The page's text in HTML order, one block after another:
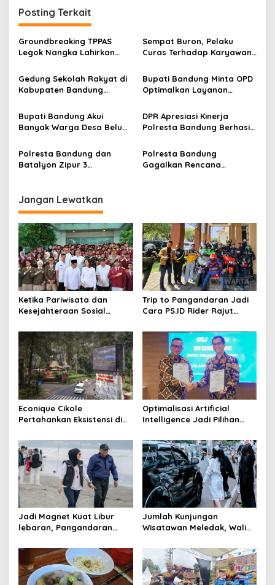
g
a
s
p
o
s
Posting Terkait
Groundbreaking TPPAS
Legok Nangka Lahirkan
Penyelesaian Sampah
Bandung Raya
Sempat Buron, Pelaku
Curas Terhadap Karyawan
Ditangkap Polisi
Gedung Sekolah Rakyat di
Kabupaten Bandung
Siap Tampung Dua Ribu
Siswa
Bupati Bandung Minta OPD
Optimalkan Layanan
Masyarakat Soal
Kekeringan
Bupati Bandung Akui
Banyak Warga Desa Belum
Koperasi Merah Putih
DPR Apresiasi Kinerja
Polresta Bandung Berhasil
Perkara dan Sita Jutaan
Narkoba
Polresta Bandung dan
Batalyon Zipur 3
Kondusifitas Wilayah
Polresta Bandung
Gagalkan Rencana
Jangan Lewatkan
Ketika Pariwisata dan
Kesejahteraan Sosial
Ketimpangan Pendidikan
Melalui Sekolah Rakyat
Trip to Pangandaran Jadi
Cara PS.ID Rider Rajut
Pajero Sport Indonesia
Econique Cikole
Pertahankan Eksistensi di
Wisatawan Melemah
Optimalisasi Artificial
Intelligence Jadi Pilihan
Pariwisata
Jadi Magnet Kuat Libur
lebaran, Pangandaran
Jumlah Kunjungan
Wisatawan Meledak, Wali
Capai Satu Juta